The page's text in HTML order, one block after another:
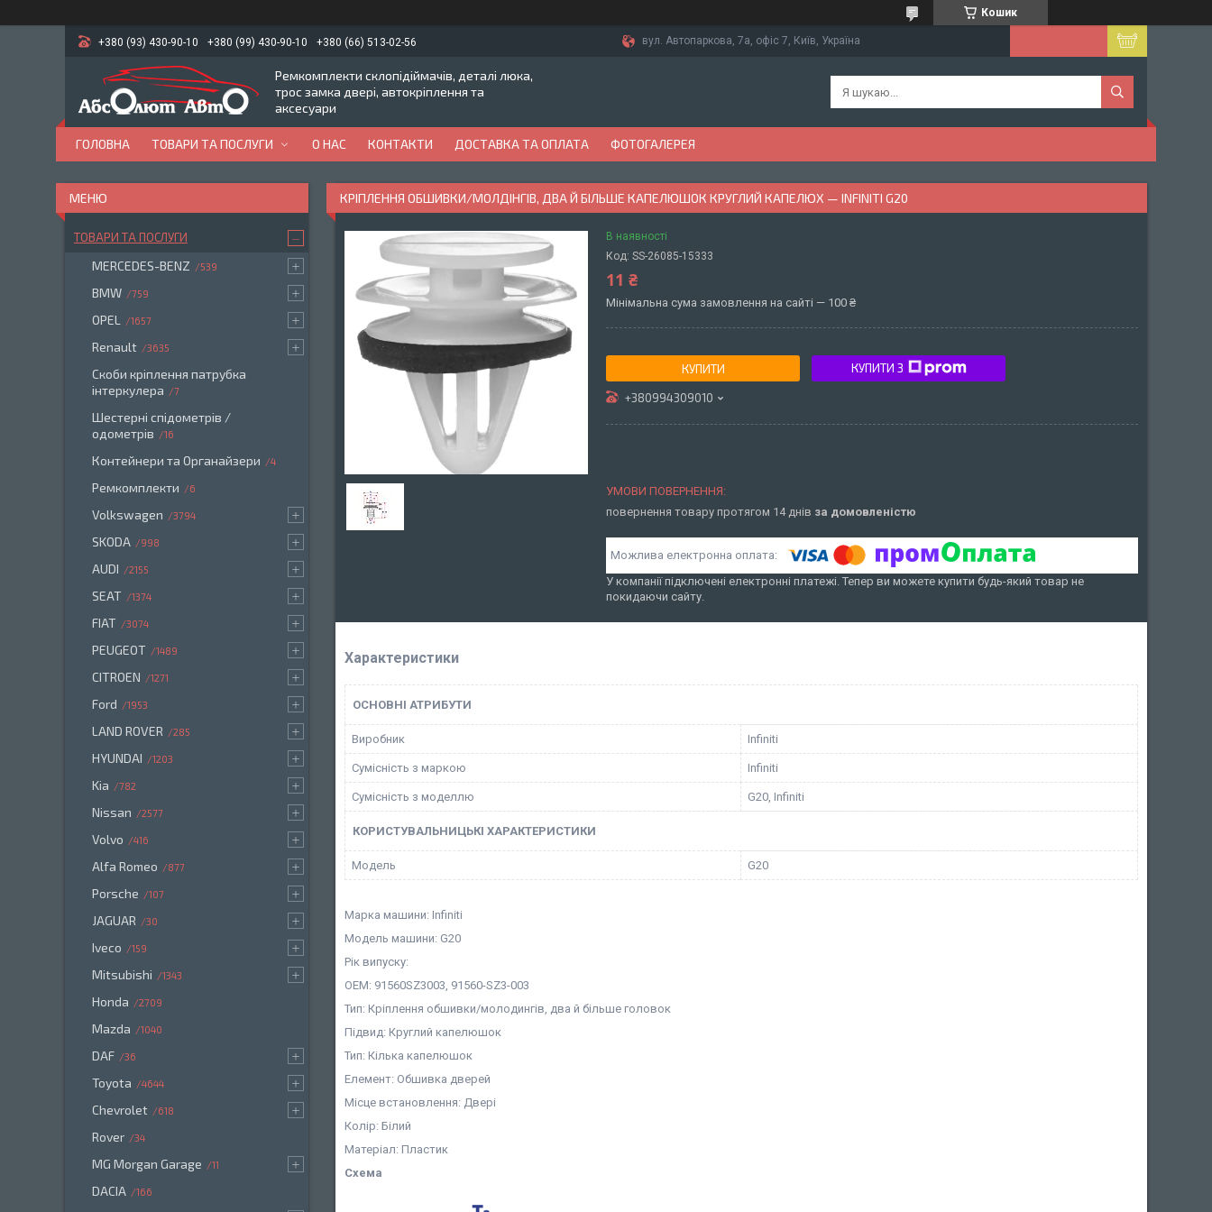
Кошик
+380 (93) 430-90-10 +380 (99) 430-90-10 +380 (66) 513-02-56 вул. Автопаркова, 7а, офіс 7, Київ, Україна
Ремкомплекти склопідіймачів, деталі люка,
трос замка двері, автокріплення та
аксесуари
ГОЛОВНА ТОВАРИ ТА ПОСЛУГИ О НАС КОНТАКТИ ДОСТАВКА ТА ОПЛАТА ФОТОГАЛЕРЕЯ
КРІПЛЕННЯ ОБШИВКИ/МОЛДІНГІВ, ДВА Й БІЛЬШЕ КАПЕЛЮШОК КРУГЛИЙ КАПЕЛЮХ — INFINITI G20
В наявності
Код: SS-26085-15333
11 ₴
Мінімальна сума замовлення на сайті — 100 ₴
КУПИТИ КУПИТИ З
+380994309010
повернення товару протягом 14 днів за домовленістю
У компанії підключені електронні платежі. Тепер ви можете купити будь-який товар не
покидаючи сайту.
Характеристики
ОСНОВНІ АТРИБУТИ
Виробник Infiniti
Сумісність з маркою Infiniti
Сумісність з моделлю G20, Infiniti
КОРИСТУВАЛЬНИЦЬКІ ХАРАКТЕРИСТИКИ
Мoдель G20
Марка машини: Infiniti
Модель машини: G20
Рік випуску:
OEM: 91560SZ3003, 91560-SZ3-003
Тип: Кріплення обшивки/молодингів, два й більше головок
Підвид: Круглий капелюшок
Тип: Кілька капелюшок
Елемент: Обшивка дверей
Місце встановлення: Двері
Колір: Білий
Матеріал: Пластик
Схема
ТОВАРИ ТА ПОСЛУГИ
MERCEDES-BENZ 539
BMW 759
OPEL 1657
Renault 3635
Скоби кріплення патрубка
інтеркулера
7
Шестерні спідометрів /
одометрів
16
Контейнери та Органайзери 4
Ремкомплекти 6
Volkswagen 3794
SKODA 998
AUDI 2155
SEAT 1374
FIAT 3074
PEUGEOT 1489
CITROEN 1271
Ford 1953
LAND ROVER 285
HYUNDAI 1203
Kia 782
Nissan 2577
Volvo 416
Alfa Romeo 877
Porsche 107
JAGUAR 30
Iveco 159
Mitsubishi 1343
Honda 2709
Mazda 1040
DAF 36
Toyota 4644
Chevrolet 618
Rover 34
MG Morgan Garage 11
DACIA 166